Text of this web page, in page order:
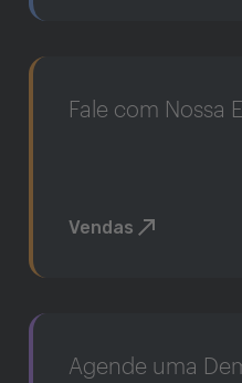
Fale com Nossa
Vendas
Agende uma